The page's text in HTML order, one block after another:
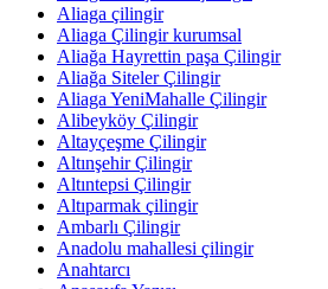
Aliaga çilingir
Aliaga Çilingir kurumsal
Aliağa Hayrettin paşa Çilingir
Aliağa Siteler Çilingir
Aliaga YeniMahalle Çilingir
Alibeyköy Çilingir
Altayçeşme Çilingir
Altınşehir Çilingir
Altıntepsi Çilingir
Altıparmak çilingir
Ambarlı Çilingir
Anadolu mahallesi çilingir
Anahtarcı